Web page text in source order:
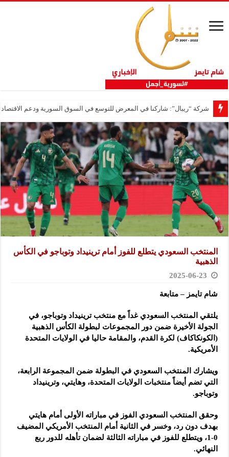
شركة “ريبال”: شاركنا في المعرض للتوسع في السوق السورية ودعم الاقتصاد
المنتخب السعودي يتطلع للفوز أمام ترينيداد وتوباجو في الكأس
الذهبية
2025-06-23
شام تايمز – متابعة
يلتقي المنتخب السعودي غداً مع منتخب ترينيداد وتوباجو، في
الجولة الأخيرة ضمن دور المجموعات لبطولة الكأس الذهبية
(الكونكاكاف) لكرة القدم، والمقامة حاليا في الولايات المتحدة
الأمريكية.
ويشارك المنتخب السعودي في البطولة ضمن المجموعة الرابعة،
التي تضم أيضاً منتخبات الولايات المتحدة، وهايتي، وترينيداد
وتوباجو.
وحقق المنتخب السعودي الفوز في مباراته الأولى أمام هايتي
بهدف دون رد، وخسر في الثانية أمام المنتخب الأمريكي المضيف
0-1، ويتطلع للفوز في مباراته الثالثة لضمان تأهله للدور ربع
النهائي.